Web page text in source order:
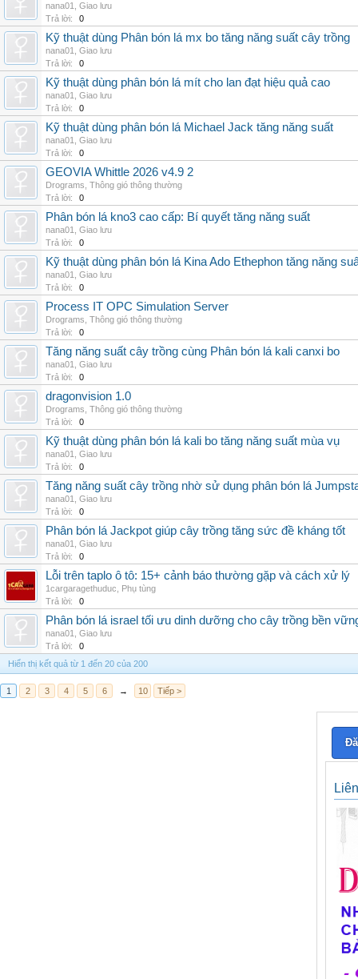
nana01
Giao lưu
Trả lời:
0
Kỹ thuật dùng Phân bón lá mx bo tăng năng suất cây trồng
nana01
Giao lưu
Trả lời:
0
Kỹ thuật dùng phân bón lá mít cho lan đạt hiệu quả cao
nana01
Giao lưu
Trả lời:
0
Kỹ thuật dùng phân bón lá Michael Jack tăng năng suất
nana01
Giao lưu
Trả lời:
0
GEOVIA Whittle 2026 v4.9 2
Drograms Thông gió thông thường
Trả lời:
0
Phân bón lá kno3 cao cấp: Bí quyết tăng năng suất
nana01
Giao lưu
Trả lời:
0
Kỹ thuật dùng phân bón lá Kina Ado Ethephon tăng năng
nana01
Giao lưu
Trả lời:
0
Process IT OPC Simulation Server
Drograms Thông gió thông thường
Trả lời:
0
Tăng năng suất cây trồng cùng Phân bón lá kali canxi bo
nana01
Giao lưu
Trả lời:
0
dragonvision 1.0
Drograms Thông gió thông thường
Trả lời:
0
Kỹ thuật dùng phân bón lá kali bo tăng năng suất mùa vụ
nana01
Giao lưu
Trả lời:
0
Tăng năng suất cây trồng nhờ sử dụng phân bón lá
nana01
Giao lưu
Trả lời:
0
Phân bón lá Jackpot giúp cây trồng tăng sức đề kháng tốt
nana01
Giao lưu
Trả lời:
0
Lỗi trên taplo ô tô: 15+ cảnh báo thường gặp và cách xử lý
1cargaragethuduc
Phụ tùng
Trả lời:
0
Phân bón lá israel tối ưu dinh dưỡng cho cây trồng bền
nana01
Giao lưu
Trả lời:
0
Hiển thị kết quả từ 1 đến 20 của 200
1 2 3 4 5 6 → 10 Tiếp >